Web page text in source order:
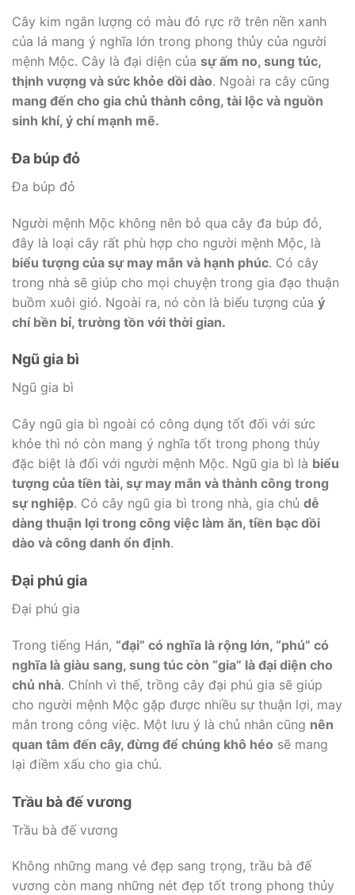
Cây kim ngân lượng có màu đỏ rực rỡ trên nền xanh
của lá mang ý nghĩa lớn trong phong thủy của người
mệnh Mộc. Cây là đại diện của sự ấm no, sung túc,
thịnh vượng và sức khỏe dồi dào. Ngoài ra cây cũng
mang đến cho gia chủ thành công, tài lộc và nguồn
sinh khí, ý chí mạnh mẽ.
Đa búp đỏ
Đa búp đỏ
Người mệnh Mộc không nên bỏ qua cây đa búp đỏ,
đây là loại cây rất phù hợp cho người mệnh Mộc, là
biểu tượng của sự may mắn và hạnh phúc. Có cây
trong nhà sẽ giúp cho mọi chuyện trong gia đạo thuận
buồm xuôi gió. Ngoài ra, nó còn là biểu tượng của ý
chí bền bỉ, trường tồn với thời gian.
Ngũ gia bì
Ngũ gia bì
Cây ngũ gia bì ngoài có công dụng tốt đối với sức
khỏe thì nó còn mang ý nghĩa tốt trong phong thủy
đặc biệt là đối với người mệnh Mộc. Ngũ gia bì là biểu
tượng của tiền tài, sự may mắn và thành công trong
sự nghiệp. Có cây ngũ gia bì trong nhà, gia chủ dễ
dàng thuận lợi trong công việc làm ăn, tiền bạc dồi
dào và công danh ổn định.
Đại phú gia
Đại phú gia
Trong tiếng Hán, “đại” có nghĩa là rộng lớn, “phú” có
nghĩa là giàu sang, sung túc còn “gia” là đại diện cho
chủ nhà. Chính vì thế, trồng cây đại phú gia sẽ giúp
cho người mệnh Mộc gặp được nhiều sự thuận lợi, may
mắn trong công việc. Một lưu ý là chủ nhân cũng nên
quan tâm đến cây, đừng để chúng khô héo sẽ mang
lại điềm xấu cho gia chủ.
Trầu bà đế vương
Trầu bà đế vương
Không những mang vẻ đẹp sang trọng, trầu bà đế
vương còn mang những nét đẹp tốt trong phong thủy